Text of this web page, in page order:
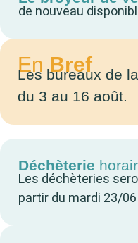
de nouveau
EnBref
Les bureaux de
du 3 au 16 août.
Déchèterie
Les déchèteries
partir du mardi 23/